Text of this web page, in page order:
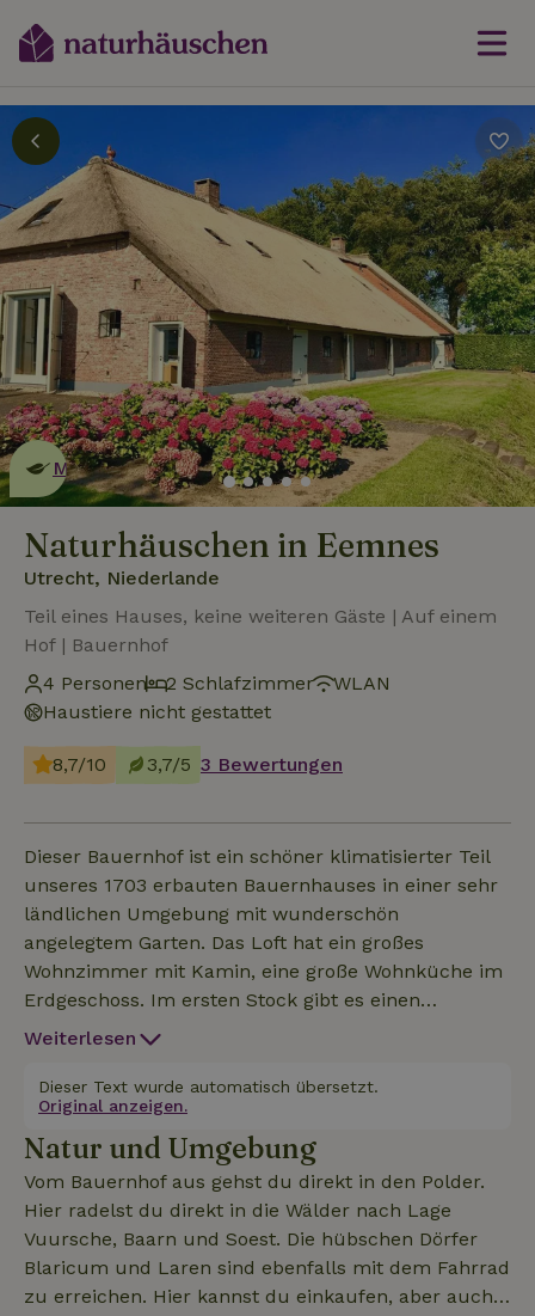
Dies ist ein
umweltschonendes
Naturhäuschen
Mehr erfahren
Naturhäuschen in Eemnes
Utrecht, Niederlande
Teil eines Hauses, keine weiteren Gäste | Auf einem
Hof | Bauernhof
4 Personen
2 Schlafzimmer
WLAN
Haustiere nicht gestattet
8,7/10 3,7/5 3 Bewertungen
Dieser Bauernhof ist ein schöner klimatisierter Teil
unseres 1703 erbauten Bauernhauses in einer sehr
ländlichen Umgebung mit wunderschön
angelegtem Garten. Das Loft hat ein großes
Wohnzimmer mit Kamin, eine große Wohnküche im
Erdgeschoss. Im ersten Stock gibt es einen
Treppenabsatz und 2 schöne Schlafzimmer mit
Farm Loft ist sehr luxuriös eingerichtet und strahlt
Ruhe aus. Von der Wohnküche aus blickst du auf
den wunderschön angelegten Garten. Auf dem Hof
befindet sich eine Welpenkrippe. Das Haus befindet
sich in Eemnes, nur 30 Minuten von Amsterdam
und Utrecht entfernt. Die Bushaltestelle ist weniger
als 2 Minuten zu Fuß vom Loft entfernt und bringt
dich innerhalb einer Stunde nach Utrecht oder
Weiterlesen
Dieser Text wurde automatisch übersetzt.
Original anzeigen.
Natur und Umgebung
Vom Bauernhof aus gehst du direkt in den Polder.
Hier radelst du direkt in die Wälder nach Lage
Vuursche, Baarn und Soest. Die hübschen Dörfer
Blaricum und Laren sind ebenfalls mit dem Fahrrad
zu erreichen. Hier kannst du einkaufen, aber auch